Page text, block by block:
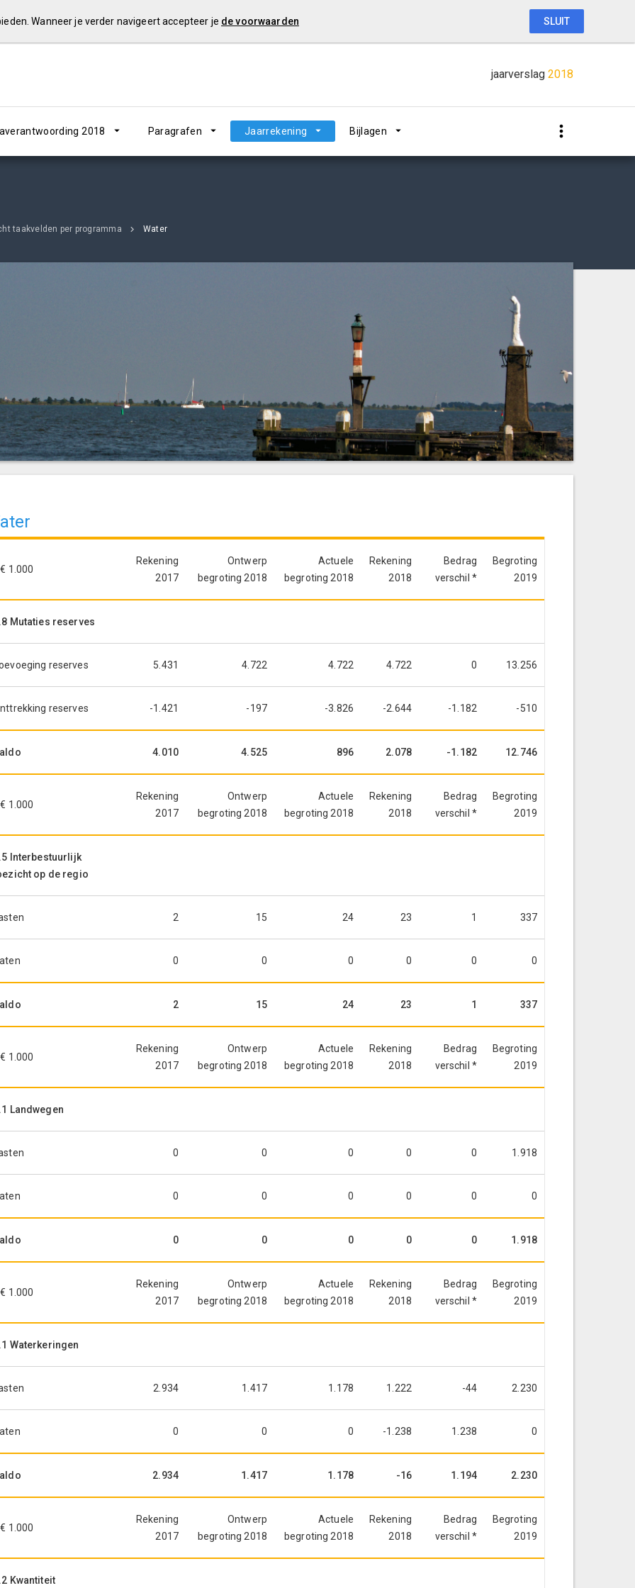
jaarverslag 2018
2018 Paragrafen Jaarrekening Bijlagen
taakvelden per programma Water
1.000
Rekening
2017
Ontwerp
begroting 2018
Actuele
begroting 2018
Rekening
2018
Bedrag
verschil *
Begroting
2019
Mutaties reserves
reserves 5.431 4.722 4.722 4.722 0 13.256
reserves -1.421 -197 -3.826 -2.644 -1.182 -510
4.010 4.525 896 2.078 -1.182 12.746
1.000
Rekening
2017
Ontwerp
begroting 2018
Actuele
begroting 2018
Rekening
2018
Bedrag
verschil *
Begroting
2019
Interbestuurlijk
op de regio
2 15 24 23 1 337
0 0 0 0 0 0
2 15 24 23 1 337
1.000
Rekening
2017
Ontwerp
begroting 2018
Actuele
begroting 2018
Rekening
2018
Bedrag
verschil *
Begroting
2019
Landwegen
0 0 0 0 0 1.918
0 0 0 0 0 0
0 0 0 0 0 1.918
1.000
Rekening
2017
Ontwerp
begroting 2018
Actuele
begroting 2018
Rekening
2018
Bedrag
verschil *
Begroting
2019
Waterkeringen
2.934 1.417 1.178 1.222 -44 2.230
0 0 0 -1.238 1.238 0
2.934 1.417 1.178 -16 1.194 2.230
1.000
Rekening
2017
Ontwerp
begroting 2018
Actuele
begroting 2018
Rekening
2018
Bedrag
verschil *
Begroting
2019
Kwantiteit
Wanneer je verder navigeert accepteer je de voorwaarden SLUIT